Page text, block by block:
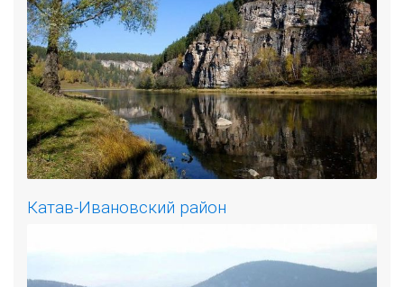
Катав-Ивановский район